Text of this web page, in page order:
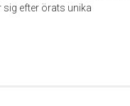
efter örats unika